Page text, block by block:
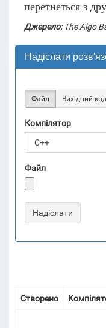
перетнеться з
Джерело:The Algo
Надіслати
Файл Вихідний код
Компілятор
C++
Файл
Створено